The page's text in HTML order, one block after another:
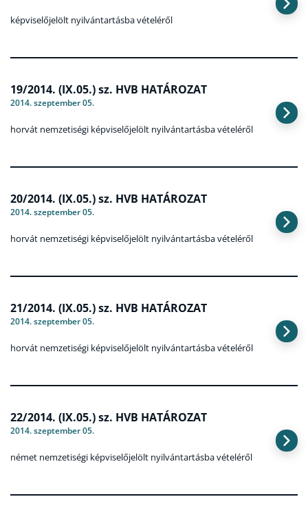
képviselőjelölt nyilvántartásba vételéről
19/2014. (IX.05.) sz. HVB HATÁROZAT
2014. szeptember 05.
horvát nemzetiségi képviselőjelölt nyilvántartásba vételéről
20/2014. (IX.05.) sz. HVB HATÁROZAT
2014. szeptember 05.
horvát nemzetiségi képviselőjelölt nyilvántartásba vételéről
21/2014. (IX.05.) sz. HVB HATÁROZAT
2014. szeptember 05.
horvát nemzetiségi képviselőjelölt nyilvántartásba vételéről
22/2014. (IX.05.) sz. HVB HATÁROZAT
2014. szeptember 05.
német nemzetiségi képviselőjelölt nyilvántartásba vételéről